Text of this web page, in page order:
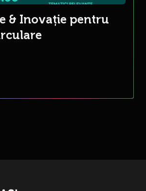
& Inovație pentru